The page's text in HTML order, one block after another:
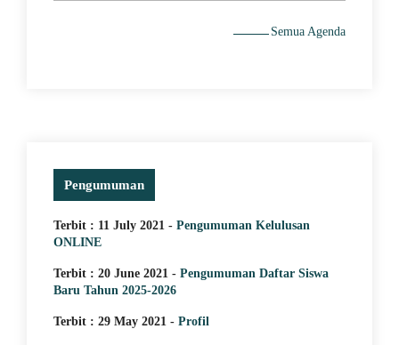
Semua Agenda
Pengumuman
Terbit : 11 July 2021 - Pengumuman Kelulusan
ONLINE
Terbit : 20 June 2021 - Pengumuman Daftar Siswa
Baru Tahun 2025-2026
Terbit : 29 May 2021 - Profil